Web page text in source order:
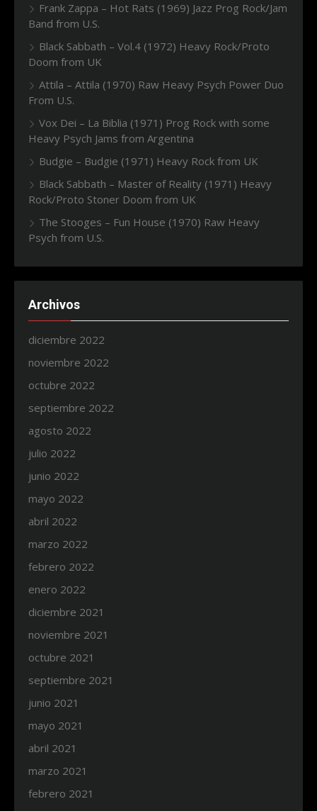
Frank Zappa – Hot Rats (1969) Jazz Prog Rock/Jam
Band from U.S.
Black Sabbath – Vol.4 (1972) Heavy Rock/Proto
Doom from UK
Attila – Attila (1970) Raw Heavy Psych Power Duo
From U.S.
Vox Dei – La Biblia (1971) Prog Rock with some
Heavy Psych Jams from Argentina
Budgie – Budgie (1971) Heavy Rock from UK
Black Sabbath – Master of Reality (1971) Heavy
Rock/Proto Stoner Doom from UK
The Stooges – Fun House (1970) Raw Heavy
Psych from U.S.
Archivos
diciembre 2022
noviembre 2022
octubre 2022
septiembre 2022
agosto 2022
julio 2022
junio 2022
mayo 2022
abril 2022
marzo 2022
febrero 2022
enero 2022
diciembre 2021
noviembre 2021
octubre 2021
septiembre 2021
junio 2021
mayo 2021
abril 2021
marzo 2021
febrero 2021